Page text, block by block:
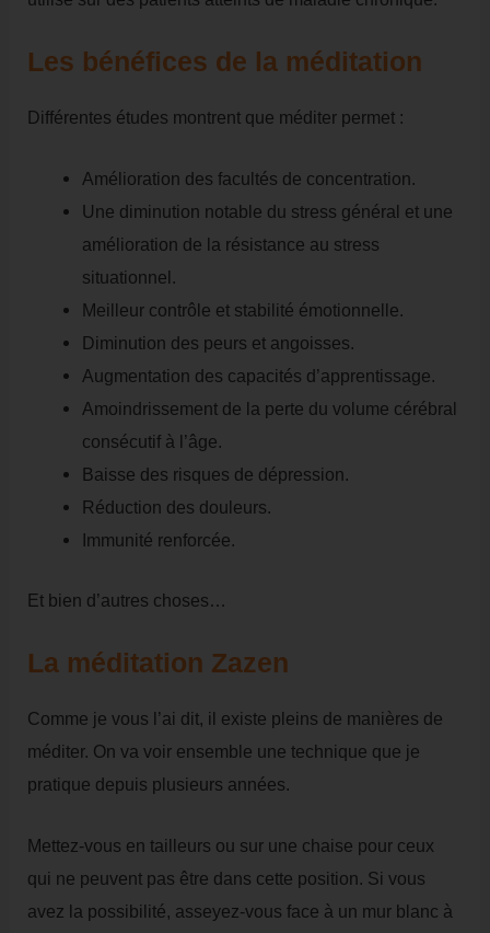
Les bénéfices de la méditation
Différentes études montrent que méditer permet :
Amélioration des facultés de concentration.
Une diminution notable du stress général et une
amélioration de la résistance au stress
situationnel.
Meilleur contrôle et stabilité émotionnelle.
Diminution des peurs et angoisses.
Augmentation des capacités d’apprentissage.
Amoindrissement de la perte du volume cérébral
consécutif à l’âge.
Baisse des risques de dépression.
Réduction des douleurs.
Immunité renforcée.
Et bien d’autres choses…
La méditation Zazen
Comme je vous l’ai dit, il existe pleins de manières de
méditer. On va voir ensemble une technique que je
pratique depuis plusieurs années.
Mettez-vous en tailleurs ou sur une chaise pour ceux
qui ne peuvent pas être dans cette position. Si vous
avez la possibilité, asseyez-vous face à un mur blanc à